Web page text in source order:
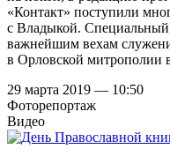
«Контакт» поступили
с Владыкой.
важнейшим вехам
в Орловской митрополии
29 марта 2019 — 10:50
Фоторепортаж
Видео